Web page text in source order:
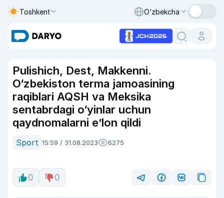
Toshkent O‘zbekcha
Pulishich, Dest, Makkenni.
O‘zbekiston terma jamoasining
raqiblari AQSH va Meksika
sentabrdagi o‘yinlar uchun
qaydnomalarni e’lon qildi
Sport 15:59 / 31.08.2023 6275
0 0